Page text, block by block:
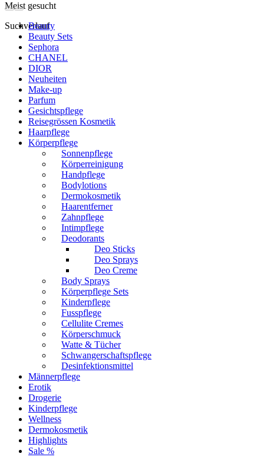
Meist gesucht
Suchverlauf
Beauty
Beauty Sets
Sephora
CHANEL
DIOR
Neuheiten
Make-up
Parfum
Gesichtspflege
Reisegrössen Kosmetik
Haarpflege
Körperpflege
Sonnenpflege
Körperreinigung
Handpflege
Bodylotions
Dermokosmetik
Haarentferner
Zahnpflege
Intimpflege
Deodorants
Deo Sticks
Deo Sprays
Deo Creme
Body Sprays
Körperpflege Sets
Kinderpflege
Fusspflege
Cellulite Cremes
Körperschmuck
Watte & Tücher
Schwangerschaftspflege
Desinfektionsmittel
Männerpflege
Erotik
Drogerie
Kinderpflege
Wellness
Dermokosmetik
Highlights
Sale %